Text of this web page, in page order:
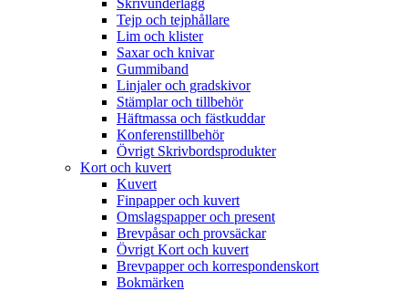
Skrivunderlägg
Tejp och tejphållare
Lim och klister
Saxar och knivar
Gummiband
Linjaler och gradskivor
Stämplar och tillbehör
Häftmassa och fästkuddar
Konferenstillbehör
Övrigt Skrivbordsprodukter
Kort och kuvert
Kuvert
Finpapper och kuvert
Omslagspapper och present
Brevpåsar och provsäckar
Övrigt Kort och kuvert
Brevpapper och korrespondenskort
Bokmärken